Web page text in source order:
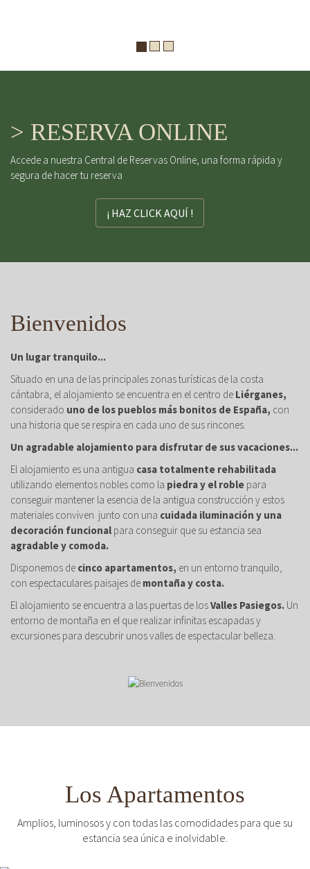
> RESERVA ONLINE
Accede a nuestra Central de Reservas Online, una forma rápida y
segura de hacer tu reserva
¡ HAZ CLICK AQUÍ !
Bienvenidos
Un lugar tranquilo...
Situado en una de las principales zonas turísticas de la costa
cántabra, el alojamiento se encuentra en el centro de Liérganes,
considerado uno de los pueblos más bonitos de España, con
una historia que se respira en cada uno de sus rincones.
Un agradable alojamiento para disfrutar de sus vacaciones...
El alojamiento es una antigua casa totalmente rehabilitada
utilizando elementos nobles como la piedra y el roble para
conseguir mantener la esencia de la antigua construcción y estos
materiales conviven junto con una cuidada iluminación y una
decoración funcional para conseguir que su estancia sea
agradable y comoda.
Disponemos de cinco apartamentos, en un entorno tranquilo,
con espectaculares paisajes de montaña y costa.
El alojamiento se encuentra a las puertas de losValles Pasiegos. Un
entorno de montaña en el que realizar infinitas escapadas y
excursiones para descubrir unos valles de espectacular belleza.
Los Apartamentos
Amplios, luminosos y con todas las comodidades para que su
estancia sea única e inolvidable.